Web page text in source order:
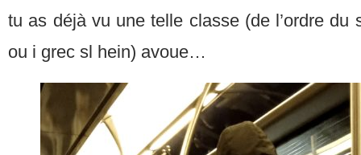
tu as déjà vu une telle classe (de l’ordre du
ou i grec sl hein) avoue…